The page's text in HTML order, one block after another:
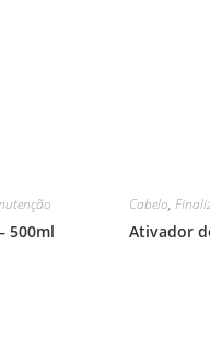
500ml
Cabelo,
Ativador